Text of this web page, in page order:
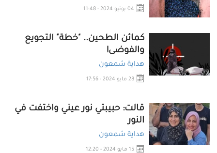
04 يونيو 2024 - 11:48
كمائن الطحين.. "خطة" التجويع
والفوضى!
هداية شمعون
28 مايو 2024 - 17:56
قالت: حبيبتي نور عيني واختفت في
النور
هداية شمعون
15 مايو 2024 - 12:20